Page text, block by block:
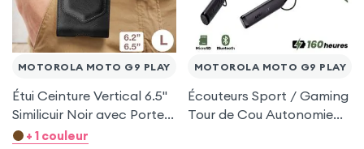
MOTOROLA MOTO G9 PLAY
Étui Ceinture Vertical 6.5''
Similicuir Noir avec Porte
carte pour Motorola
+ 1 couleur
MOTOROLA MOTO G9 PLAY
Écouteurs Sport / Gaming
Tour de Cou Autonomie